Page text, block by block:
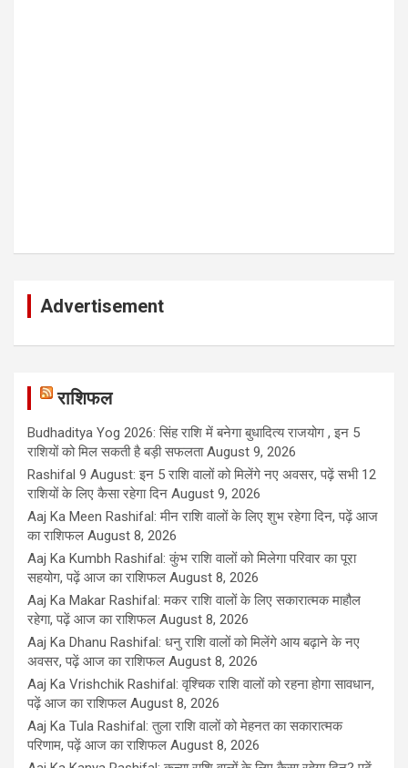
Advertisement
राशिफल
Budhaditya Yog 2026: सिंह राशि में बनेगा बुधादित्य राजयोग , इन 5
राशियों को मिल सकती है बड़ी सफलता August 9, 2026
Rashifal 9 August: इन 5 राशि वालों को मिलेंगे नए अवसर, पढ़ें सभी 12
राशियों के लिए कैसा रहेगा दिन August 9, 2026
Aaj Ka Meen Rashifal: मीन राशि वालों के लिए शुभ रहेगा दिन, पढ़ें आज
का राशिफल August 8, 2026
Aaj Ka Kumbh Rashifal: कुंभ राशि वालों को मिलेगा परिवार का पूरा
सहयोग, पढ़ें आज का राशिफल August 8, 2026
Aaj Ka Makar Rashifal: मकर राशि वालों के लिए सकारात्मक माहौल
रहेगा, पढ़ें आज का राशिफल August 8, 2026
Aaj Ka Dhanu Rashifal: धनु राशि वालों को मिलेंगे आय बढ़ाने के नए
अवसर, पढ़ें आज का राशिफल August 8, 2026
Aaj Ka Vrishchik Rashifal: वृश्चिक राशि वालों को रहना होगा सावधान,
पढ़ें आज का राशिफल August 8, 2026
Aaj Ka Tula Rashifal: तुला राशि वालों को मेहनत का सकारात्मक
परिणाम, पढ़ें आज का राशिफल August 8, 2026